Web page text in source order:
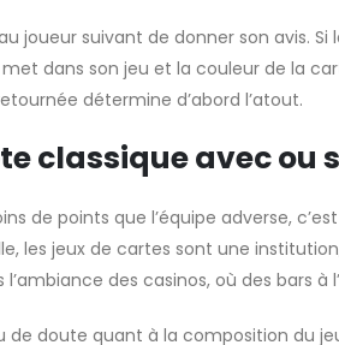
joueur suivant de donner son avis.
dans son jeu et la couleur de la
détermine d’abord l’atout.
classique avec ou
de points que l’équipe adverse,
les jeux de cartes sont une
des casinos, où des bars à
de doute quant à la composition du